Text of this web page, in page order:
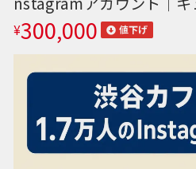
¥300,000 値下げ